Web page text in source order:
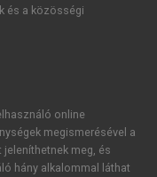
és a közösségi
online
megismerésével a
meg, és
hány alkalommal láthat